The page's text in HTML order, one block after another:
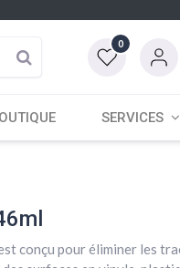
0
SERVICES
conçu pour éliminer les